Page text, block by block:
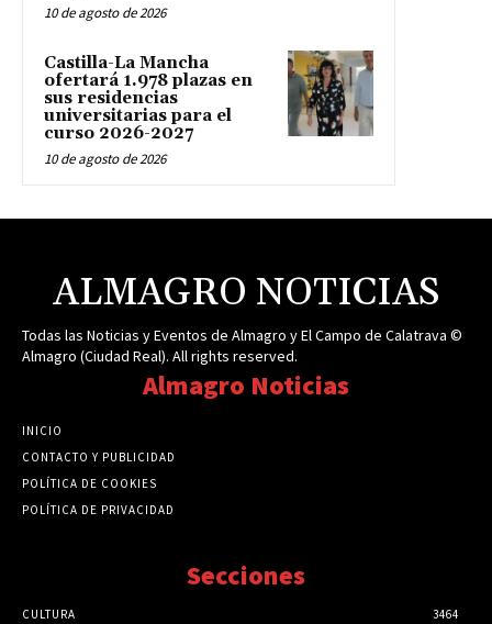
10 de agosto de 2026
Castilla-La Mancha
ofertará 1.978 plazas en
sus residencias
universitarias para el
curso 2026-2027
10 de agosto de 2026
ALMAGRO NOTICIAS
Todas las Noticias y Eventos de Almagro y El Campo de Calatrava ©
Almagro (Ciudad Real). All rights reserved.
Almagro Noticias
INICIO
CONTACTO Y PUBLICIDAD
POLÍTICA DE COOKIES
POLÍTICA DE PRIVACIDAD
Secciones
CULTURA
3464